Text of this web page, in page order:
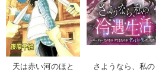
天は赤い河のほと
さようなら、私の